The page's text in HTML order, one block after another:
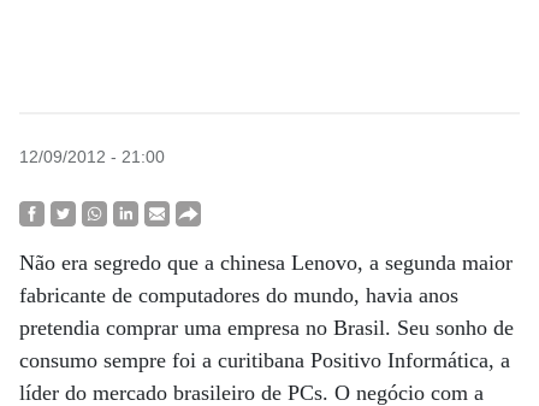
12/09/2012 - 21:00
Não era segredo que a chinesa Lenovo, a segunda maior
fabricante de computadores do mundo, havia anos
pretendia comprar uma empresa no Brasil. Seu sonho de
consumo sempre foi a curitibana Positivo Informática, a
líder do mercado brasileiro de PCs. O negócio com a